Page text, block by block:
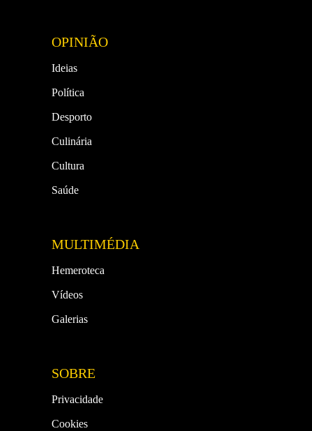
OPINIÃO
Ideias
Política
Desporto
Culinária
Cultura
Saúde
MULTIMÉDIA
Hemeroteca
Vídeos
Galerias
SOBRE
Privacidade
Cookies